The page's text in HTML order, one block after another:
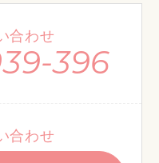
合わせ
396
合わせ